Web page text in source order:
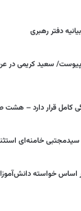
دفتر رهبری
پیوست/ سعید کریمی در
کامل قرار دارد –
خامنه‌ای
بر اساس خواسته